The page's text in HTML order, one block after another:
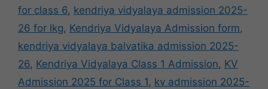
for class 6, kendriya vidyalaya admission 2025-
26 for lkg, Kendriya Vidyalaya Admission form,
kendriya vidyalaya balvatika admission 2025-
26, Kendriya Vidyalaya Class 1 Admission, KV
Admission 2025 for Class 1, kv admission 2025-